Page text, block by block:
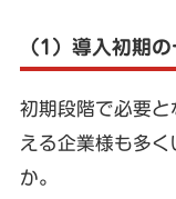
（1）導入初期
初期段階で必要
える企業様も多
か。